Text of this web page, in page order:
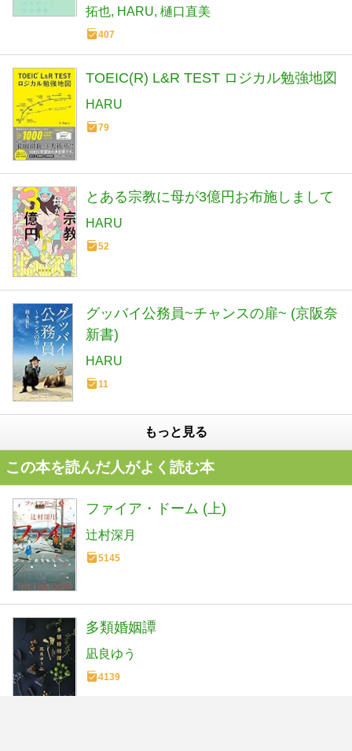
拓也 HARU 樋口直美
407
TOEIC(R) L&R TEST ロジカル勉強地図
HARU
79
とある宗教に母が3億円お布施しまして
HARU
52
グッバイ公務員~チャンスの扉~ (京阪奈
新書)
HARU
11
もっと見る
この本を読んだ人がよく読む本
ファイア・ドーム (上)
辻村深月
5145
多類婚姻譚
凪良ゆう
4139